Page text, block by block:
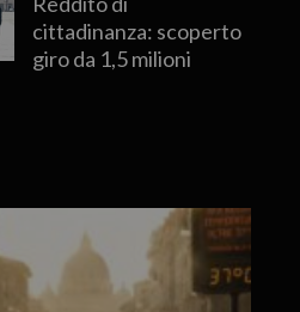
cittadinanza: scoperto
giro da 1,5 milioni